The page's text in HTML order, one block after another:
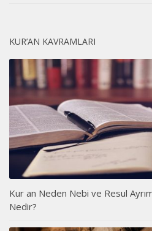
KUR’AN KAVRAMLARI
Kur an Neden Nebi ve Resul
Nedir?